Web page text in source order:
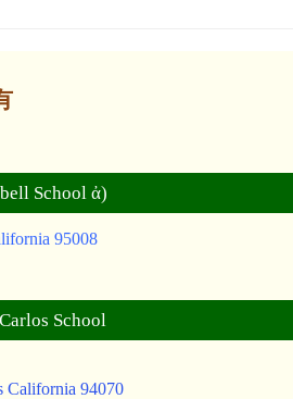
School ἀ)
95008
School
California 94070